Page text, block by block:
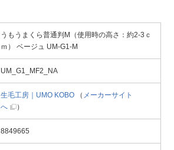
うもうまくら普通判M（使用時の高さ：約2-3ｃ
ｍ） ベージュ UM-G1-M
UM_G1_MF2_NA
生毛工房｜UMO KOBO （ メーカーサイト
へ
）
8849665